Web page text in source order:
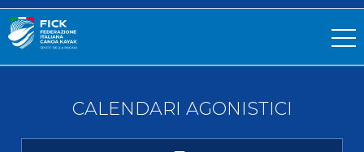
CALENDARI AGONISTICI